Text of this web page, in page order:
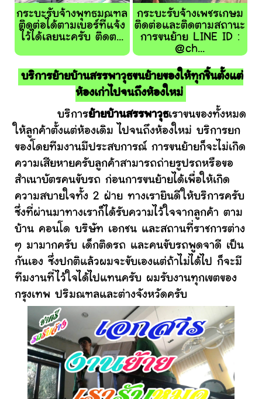
กระบะรับจ้างพุทธมณฑล
ติดต่อได้ตามเบอร์ที่แจ้ง
ไว้ได้เลยนะครับ ติดต...
กระบะรับจ้างเพชรเกษม
ติดต่อและติดตามสถานะ
การขนย้าย LINE ID :
@ch...
บริการย้ายบ้านสรรพาวุธขนย้ายของให้ทุกชิ้นตั้งแต่
ห้องเก่าไปจนถึงห้องใหม่
บริการย้ายบ้านสรรพาวุธเราขนของทั้งหมด
ให้ลูกค้าตั้งแต่ห้องเดิม ไปจนถึงห้องใหม่ บริการยก
ของโดยทีมงานมีประสบการณ์ การขนย้ายก็จะไม่เกิด
ความเสียหายครับลูกค้าสามารถถ่ายรูปรถหรือขอ
สำเนาบัตรคนขับรถ ก่อนการขนย้ายได้เพื่อให้เกิด
ความสบายใจทั้ง 2 ฝ่าย ทางเรายินดีให้บริการครับ
ซึ่งที่ผ่านมาทางเราก็ได้รับความไว้ใจจากลูกค้า ตาม
บ้าน คอนโด บริษัท เอกชน และสถานที่ราชการต่าง
ๆ มามากครับ เด็กติดรถ และคนขับรถพูดจาดี เป็น
กันเอง ซึ่งปกติแล้วผมจะขับเองแต่ถ้าไม่ได้ไป ก็จะมี
ทีมงานที่ไว้ใจได้ไปแทนครับ ผมรับงานทุกเขตของ
กรุงเทพ ปริมณฑลและต่างจังหวัดครับ